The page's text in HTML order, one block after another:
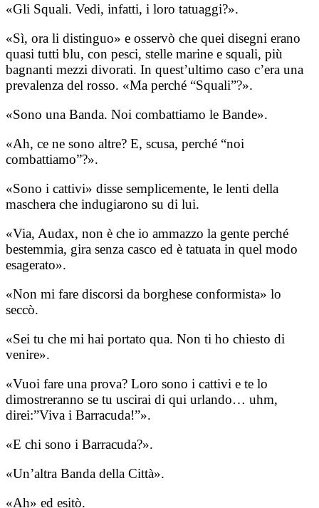
«Gli Squali. Vedi, infatti, i loro tatuaggi?».
«Sì, ora li distinguo» e osservò che quei disegni erano
quasi tutti blu, con pesci, stelle marine e squali, più
bagnanti mezzi divorati. In quest’ultimo caso c’era una
prevalenza del rosso. «Ma perché “Squali”?».
«Sono una Banda. Noi combattiamo le Bande».
«Ah, ce ne sono altre? E, scusa, perché “noi
combattiamo”?».
«Sono i cattivi» disse semplicemente, le lenti della
maschera che indugiarono su di lui.
«Via, Audax, non è che io ammazzo la gente perché
bestemmia, gira senza casco ed è tatuata in quel modo
esagerato».
«Non mi fare discorsi da borghese conformista» lo
seccò.
«Sei tu che mi hai portato qua. Non ti ho chiesto di
venire».
«Vuoi fare una prova? Loro sono i cattivi e te lo
dimostreranno se tu uscirai di qui urlando… uhm,
direi:”Viva i Barracuda!”».
«E chi sono i Barracuda?».
«Un’altra Banda della Città».
«Ah» ed esitò.